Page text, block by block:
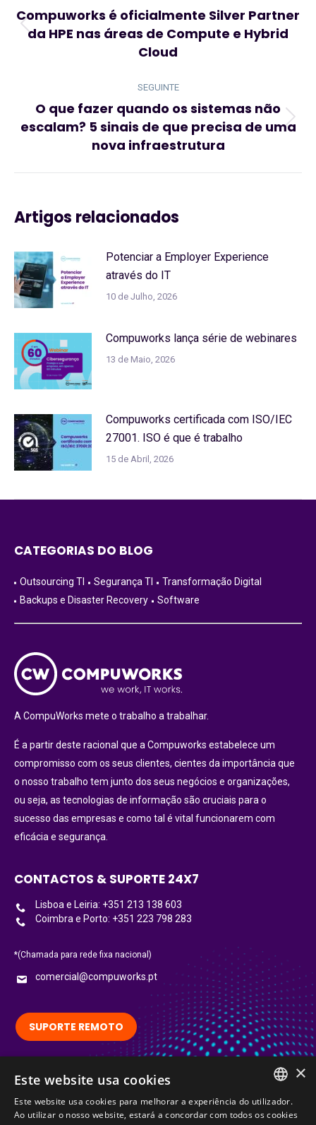
post:
Artigo
anterior:
Compuworks é oficialmente Silver Partner
da HPE nas áreas de Compute e Hybrid
Cloud
SEGUINTE
Artigo
seguinte:
O que fazer quando os sistemas não
escalam? 5 sinais de que precisa de uma
nova infraestrutura
Artigos relacionados
Potenciar a Employer Experience
através do IT
10 de Julho, 2026
Compuworks lança série de webinares
13 de Maio, 2026
Compuworks certificada com ISO/IEC
27001. ISO é que é trabalho
15 de Abril, 2026
CATEGORIAS DO BLOG
Outsourcing TI Segurança TI
Transformação Digital
Backups e Disaster Recovery
Software
A CompuWorks mete o trabalho a trabalhar.
É a partir deste racional que a Compuworks estabelece um
compromisso com os seus clientes, cientes da importância que
o nosso trabalho tem junto dos seus negócios e organizações,
ou seja, as tecnologias de informação são cruciais para o
sucesso das empresas e como tal é vital funcionarem com
eficácia e segurança.
CONTACTOS & SUPORTE 24X7
Lisboa e Leiria: +351 213 138 603
Coimbra e Porto: +351 223 798 283
*(Chamada para rede fixa nacional)
comercial@compuworks.pt
SUPORTE REMOTO
Siga-nos no LinkedIn:
LinkedIn
Certified
PORTUGUESE
×
Este website usa cookies
Este website usa cookies para melhorar a experiência do utilizador.
Ao utilizar o nosso website, estará a concordar com todos os cookies